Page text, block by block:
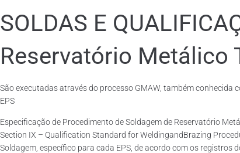
SOLDAS E
Reservatório Metálico
São executadas através do processo GMAW, também
EPS
Especificação de Procedimento de Soldagem de Reservatório
Section IX – Qualification Standard for WeldingandBrazing
Soldagem, específico para cada EPS, de acordo com os registros